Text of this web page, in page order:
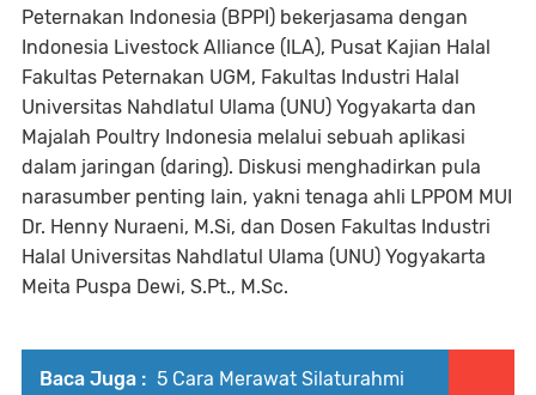
Peternakan Indonesia (BPPI) bekerjasama dengan
Indonesia Livestock Alliance (ILA), Pusat Kajian Halal
Fakultas Peternakan UGM, Fakultas Industri Halal
Universitas Nahdlatul Ulama (UNU) Yogyakarta dan
Majalah Poultry Indonesia melalui sebuah aplikasi
dalam jaringan (daring). Diskusi menghadirkan pula
narasumber penting lain, yakni tenaga ahli LPPOM MUI
Dr. Henny Nuraeni, M.Si, dan Dosen Fakultas Industri
Halal Universitas Nahdlatul Ulama (UNU) Yogyakarta
Meita Puspa Dewi, S.Pt., M.Sc.
Baca Juga : 5 Cara Merawat Silaturahmi